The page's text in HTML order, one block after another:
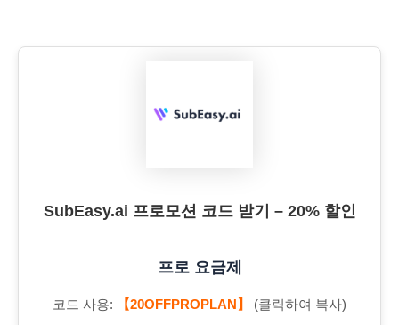
SubEasy.ai 프로모션 코드 받기 – 20% 할인
프로 요금제
코드 사용: 【20OFFPROPLAN】 (클릭하여 복사)